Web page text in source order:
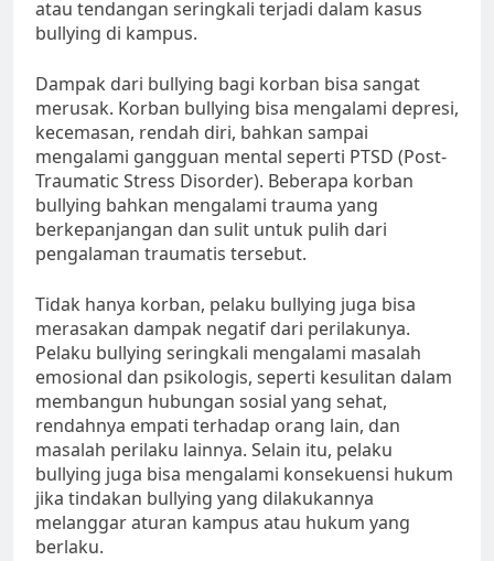
atau tendangan seringkali terjadi dalam kasus
bullying di kampus.
Dampak dari bullying bagi korban bisa sangat
merusak. Korban bullying bisa mengalami depresi,
kecemasan, rendah diri, bahkan sampai
mengalami gangguan mental seperti PTSD (Post-
Traumatic Stress Disorder). Beberapa korban
bullying bahkan mengalami trauma yang
berkepanjangan dan sulit untuk pulih dari
pengalaman traumatis tersebut.
Tidak hanya korban, pelaku bullying juga bisa
merasakan dampak negatif dari perilakunya.
Pelaku bullying seringkali mengalami masalah
emosional dan psikologis, seperti kesulitan dalam
membangun hubungan sosial yang sehat,
rendahnya empati terhadap orang lain, dan
masalah perilaku lainnya. Selain itu, pelaku
bullying juga bisa mengalami konsekuensi hukum
jika tindakan bullying yang dilakukannya
melanggar aturan kampus atau hukum yang
berlaku.